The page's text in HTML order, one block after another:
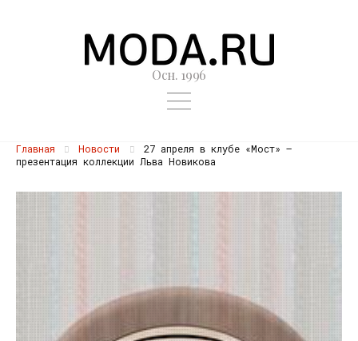
Осн. 1996
Главная Новости
27 апреля в клубе «Мост» —
презентация коллекции Льва Новикова